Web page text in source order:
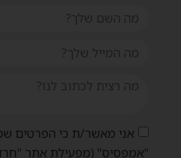
אני מאשר/ת כי הפרטים
"אמפסיס" (מפעילת אתר